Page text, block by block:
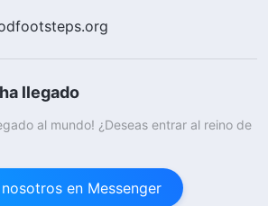
llegado
al mundo! ¿Deseas entrar al reino de
en Messenger